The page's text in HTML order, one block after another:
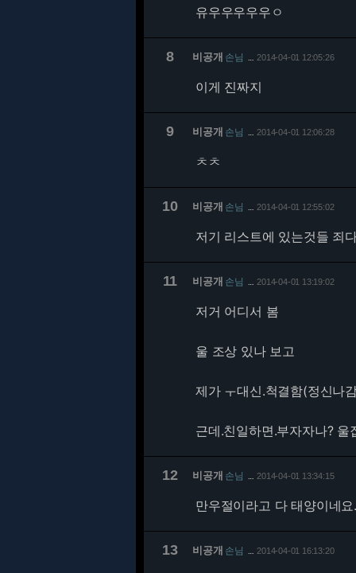
유우우우우우ㅇ
8 비공개 손님 2014-04-01 12:05:26
이게 진짜지
9 비공개 손님 2014-04-01 12:06:28
ㅊㅊ
10 비공개 손님 2014-04-01 12:55:02
저기 리스트에 있는것들 죄
11 비공개 손님 2014-04-01 13:19:02
저거 어디서 봄
울 조상 있나 보고
제가 ㅜ대신.척결함(정신나
근데.친일하면.부자자나? 울
12 비공개 손님 2014-04-01 13:34:15
만우절이라고 다 태양이네요
13 비공개 손님 2014-04-01 16:13:20